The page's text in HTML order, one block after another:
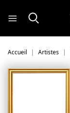
Accueil Artistes